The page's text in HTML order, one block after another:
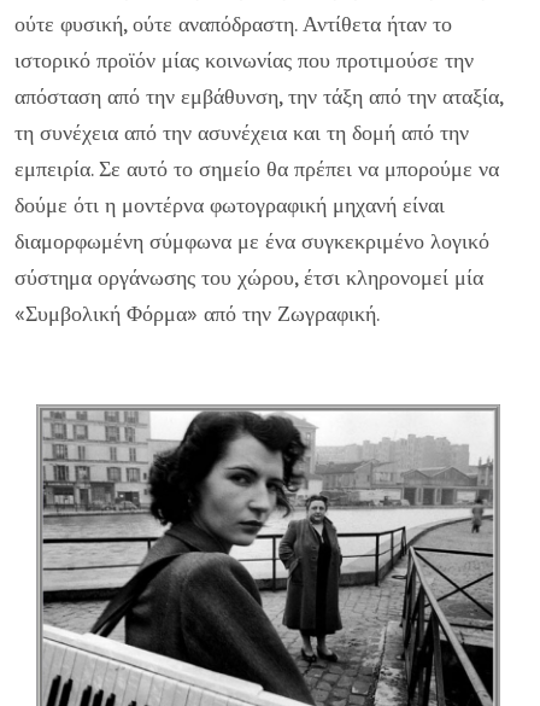
ούτε φυσική, ούτε αναπόδραστη. Αντίθετα ήταν το
ιστορικό προϊόν μίας κοινωνίας που προτιμούσε την
απόσταση από την εμβάθυνση, την τάξη από την αταξία,
τη συνέχεια από την ασυνέχεια και τη δομή από την
εμπειρία. Σε αυτό το σημείο θα πρέπει να μπορούμε να
δούμε ότι η μοντέρνα φωτογραφική μηχανή είναι
διαμορφωμένη σύμφωνα με ένα συγκεκριμένο λογικό
σύστημα οργάνωσης του χώρου, έτσι κληρονομεί μία
«Συμβολική Φόρμα» από την Ζωγραφική.